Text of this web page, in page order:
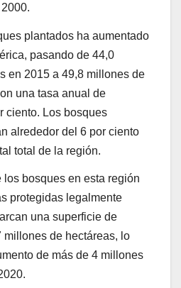
plantados ha aumentado
pasando de 44,0
en 2015 a 49,8 millones de
una tasa anual de
ciento. Los bosques
alrededor del 6 por ciento
total de la región.
los bosques en esta región
protegidas legalmente
una superficie de
millones de hectáreas, lo
de más de 4 millones